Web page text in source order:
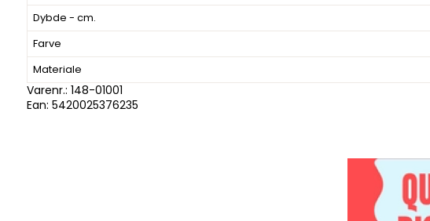
Dybde - cm.
Farve
Materiale
Varenr.: 148-01001
Ean: 5420025376235